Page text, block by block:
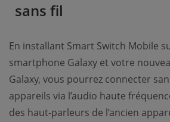
sans fil
En installant Smart Switch Mobile
smartphone Galaxy et votre
Galaxy, vous pourrez connecter
appareils via l’audio haute
des haut-parleurs de l’ancien